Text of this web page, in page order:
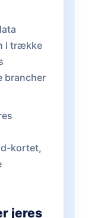
I trække
brancher
kortet,
jeres